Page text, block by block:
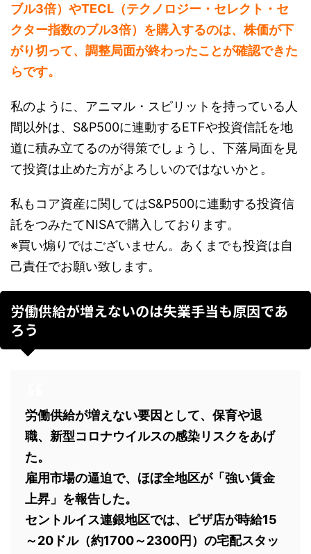
ブル3倍）やTECL（テクノロジー・セレクト・セ
クター指数のブル3倍）を購入するのは、株価が下
がり切って、調整局面が終わったことが確認できた
らです。
私のように、アニマル・スピリットを持っている人
間以外は、S&P500に連動するETFや投資信託を地
道に積み立てるのが得策でしょうし、下落局面を見
て投資は止めた方がよろしいのではないかと。
私もコア資産に関してはS&P500に連動する投資信
託をつみたてNISAで購入しております。
※買い煽りではございません。あくまでも投資は自
己責任でお願い致します。
労働供給が増えないのは失業手当も原因であ
ろう
労働供給が増えない要因として、保育や退
職、新型コロナウイルスの感染リスクをあげ
た。
雇用市場の逼迫で、ほぼ全地区が「強い賃金
上昇」を報告した。
セントルイス連銀地区では、ピザ店が時給15
～20ドル（約1700～2300円）の宅配スタッ